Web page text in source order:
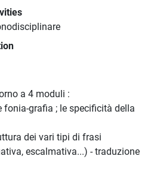
a 4 moduli :
fonia-grafia ; le specificità della
dei vari tipi di frasi
escalmativa...) - traduzione